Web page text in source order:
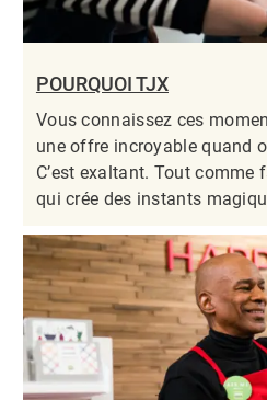
POURQUOI TJX
Vous connaissez ces
une offre incroyable quand
C’est exaltant. Tout comme
qui crée des instants